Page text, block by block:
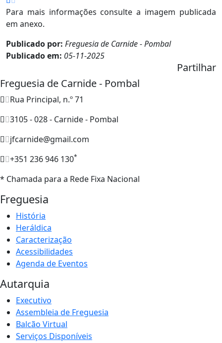
Para mais informações consulte a imagem publicada
em anexo.
Publicado por: Freguesia de Carnide - Pombal
Publicado em: 05-11-2025
Partilhar
Freguesia de Carnide - Pombal
Rua Principal, n.º 71
3105 - 028 - Carnide - Pombal
jfcarnide@gmail.com
+351 236 946 130*
* Chamada para a Rede Fixa Nacional
Freguesia
História
Heráldica
Caracterização
Acessibilidades
Agenda de Eventos
Autarquia
Executivo
Assembleia de Freguesia
Balcão Virtual
Serviços Disponíveis